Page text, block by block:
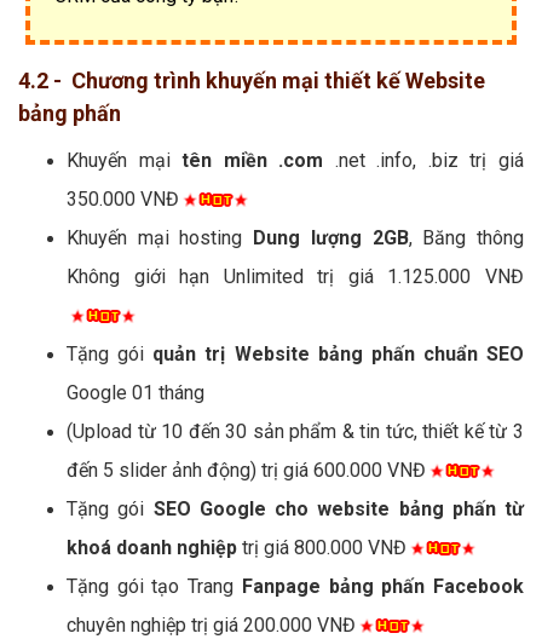
4.2 - Chương trình khuyến mại thiết kế Website
bảng phấn
Khuyến mạitên miền .com .net .info, .biz trị giá
350.000 VNĐ
Khuyến mại hosting Dung lượng 2GB, Băng thông
Không giới hạn Unlimited trị giá 1.125.000 VNĐ
Tặng gói quản trị Website bảng phấn chuẩn SEO
Google 01 tháng
(Upload từ 10 đến 30 sản phẩm & tin tức, thiết kế từ 3
đến 5 slider ảnh động) trị giá 600.000 VNĐ
Tặng gói SEO Google cho website bảng phấn từ
khoá doanh nghiệp trị giá 800.000 VNĐ
Tặng gói tạo Trang Fanpage bảng phấn Facebook
chuyên nghiệp trị giá 200.000 VNĐ